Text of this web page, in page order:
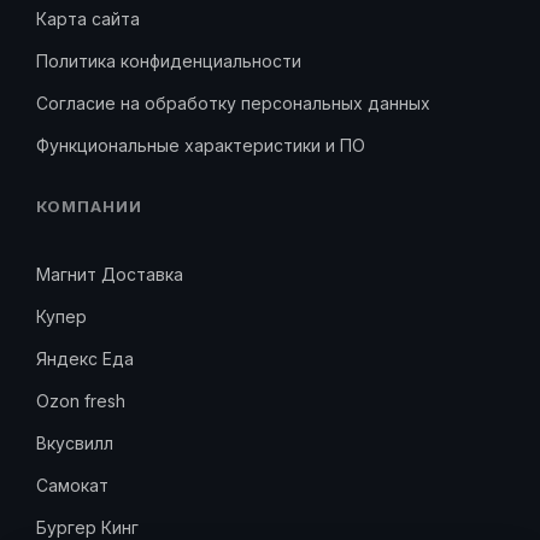
Карта сайта
Политика конфиденциальности
Согласие на обработку персональных данных
Функциональные характеристики и ПО
КОМПАНИИ
Магнит Доставка
Купер
Яндекс Еда
Ozon fresh
Вкусвилл
Самокат
Бургер Кинг